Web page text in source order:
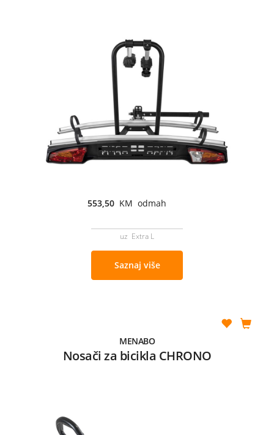
553,50 KM odmah
uz Extra L
Saznaj više
MENABO
Nosači za bicikla CHRONO